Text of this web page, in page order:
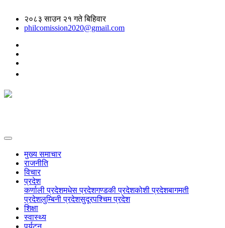
२०८३ साउन २१ गते बिहिवार
philcomission2020@gmail.com
मुख्य समाचार
राजनीति
विचार
प्रदेश
कर्णाली प्रदेशमधेस प्रदेशगण्डकी प्रदेशकोशी प्रदेशबागमती
प्रदेशलुम्बिनी प्रदेशसुदूरपश्चिम प्रदेश
शिक्षा
स्वास्थ्य
पर्यटन